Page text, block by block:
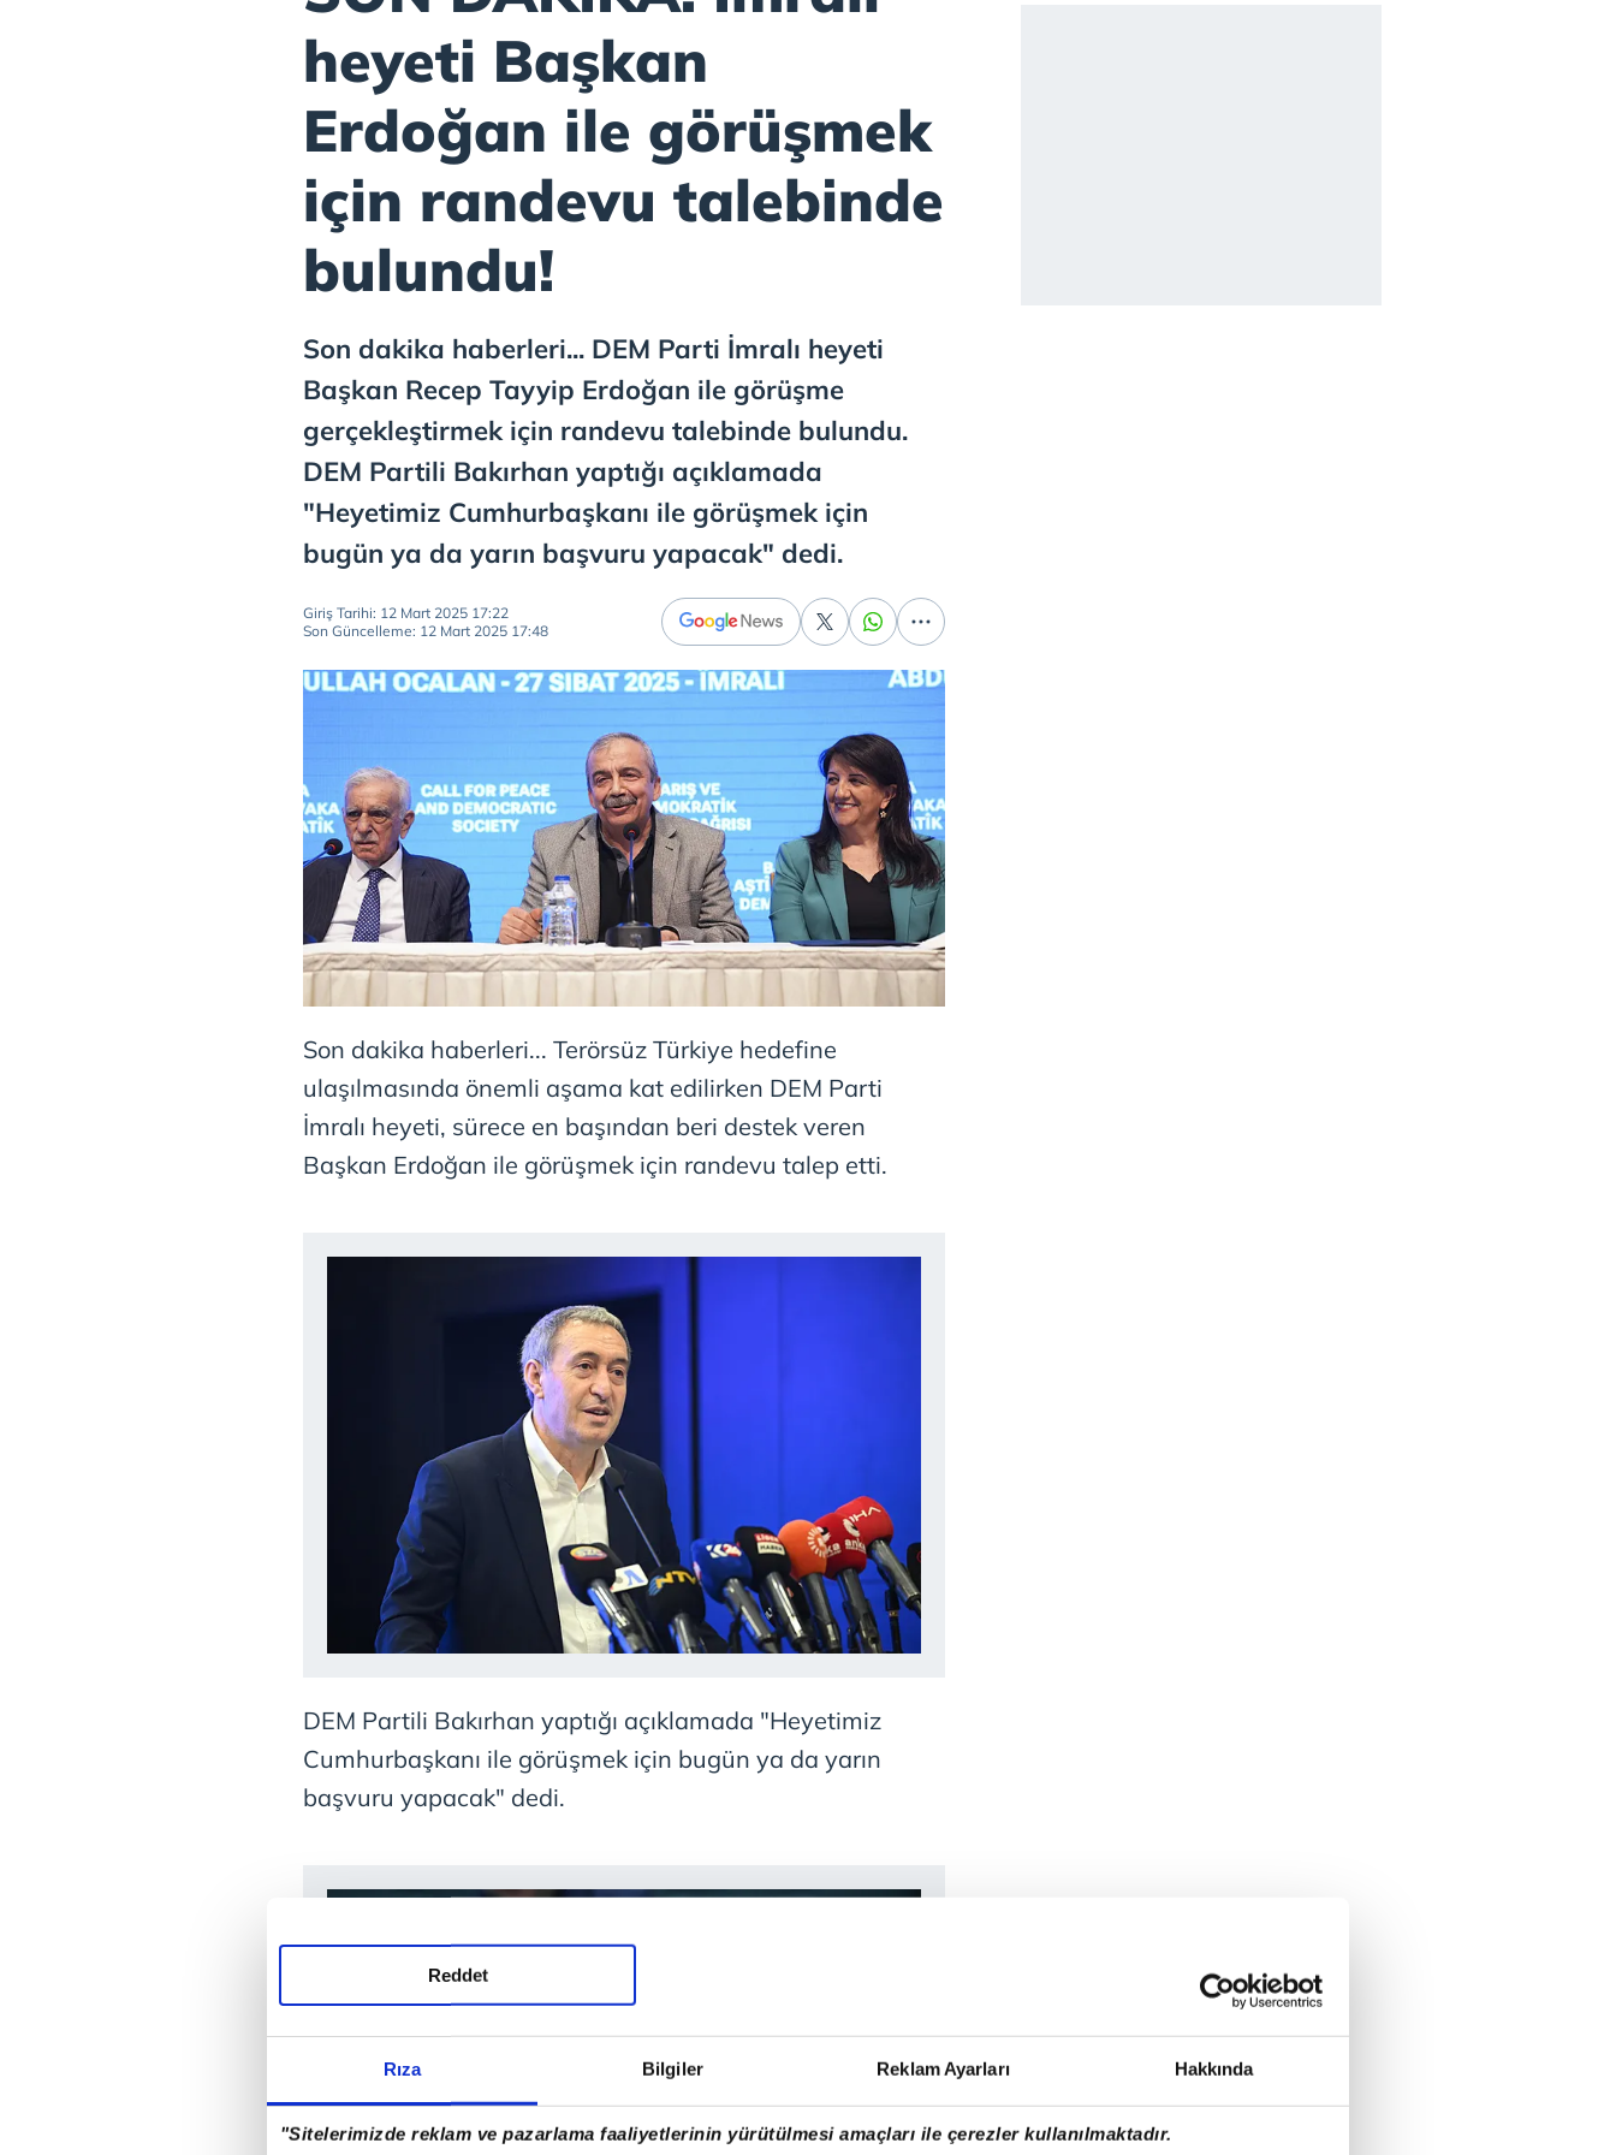
Rıza Bilgiler Reklam Ayarları Hakkında
"Sitelerimizde reklam ve pazarlama faaliyetlerinin yürütülmesi amaçları ile çerezler kullanılmaktadır.
Reddet
heyeti Başkan
Erdoğan ile görüşmek
için randevu talebinde
bulundu!
Son dakika haberleri... DEM Parti İmralı heyeti
Başkan Recep Tayyip Erdoğan ile görüşme
gerçekleştirmek için randevu talebinde bulundu.
DEM Partili Bakırhan yaptığı açıklamada
"Heyetimiz Cumhurbaşkanı ile görüşmek için
bugün ya da yarın başvuru yapacak" dedi.
Giriş Tarihi: 12 Mart 2025 17:22
Son Güncelleme: 12 Mart 2025 17:48
Son dakika haberleri... Terörsüz Türkiye hedefine
ulaşılmasında önemli aşama kat edilirken DEM Parti
İmralı heyeti, sürece en başından beri destek veren
Başkan Erdoğan ile görüşmek için randevu talep etti.
DEM Partili Bakırhan yaptığı açıklamada "Heyetimiz
Cumhurbaşkanı ile görüşmek için bugün ya da yarın
başvuru yapacak" dedi.